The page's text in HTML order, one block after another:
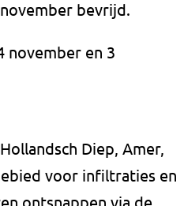
bevrijd.
november en 3
Diep, Amer,
voor infiltraties en
ontsnappen via de